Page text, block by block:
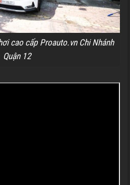
cao cấp Proauto.vn Chi Nhánh
Quận 12